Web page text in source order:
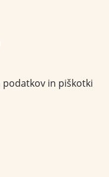
in piškotki